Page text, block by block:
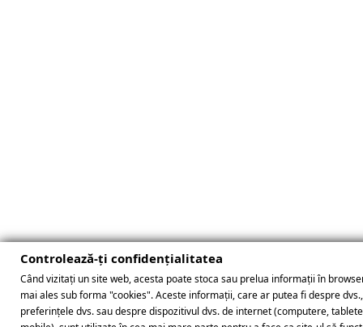
Controlează-ți confidențialitatea
Când vizitați un site web, acesta poate stoca sau prelua informații în
mai ales sub forma "cookies". Aceste informații, care ar putea fi despre
preferințele dvs. sau despre dispozitivul dvs. de internet (computere,